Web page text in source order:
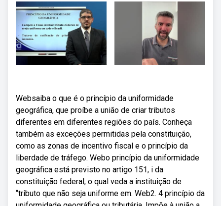
Websaiba o que é o princípio da uniformidade
geográfica, que proíbe a união de criar tributos
diferentes em diferentes regiões do país. Conheça
também as exceções permitidas pela constituição,
como as zonas de incentivo fiscal e o princípio da
liberdade de tráfego. Webo princípio da uniformidade
geográfica está previsto no artigo 151, i da
constituição federal, o qual veda a instituição de
“tributo que não seja uniforme em. Web2. 4 princípio da